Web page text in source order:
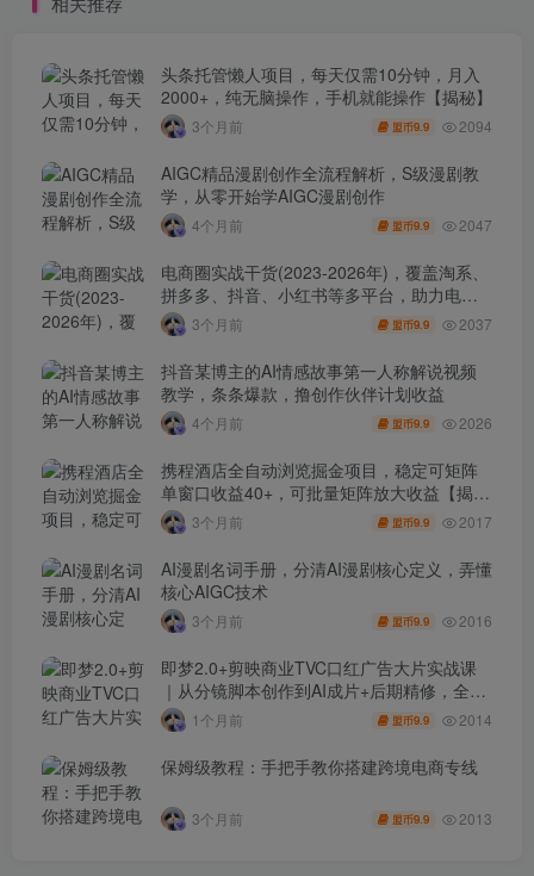
头条托管懒人项目，每天仅需10分钟，月入
2000+，纯无脑操作，手机就能操作【揭秘】
3个月前 盟币9.9 2094
AIGC精品漫剧创作全流程解析，S级漫剧教
学，从零开始学AIGC漫剧创作
4个月前 盟币9.9 2047
电商圈实战干货(2023-2026年)，覆盖淘系、
拼多多、抖音、小红书等多平台，助力电商
人避开坑、提效率、稳盈利(更新4月)
3个月前 盟币9.9 2037
抖音某博主的AI情感故事第一人称解说视频
教学，条条爆款，撸创作伙伴计划收益
4个月前 盟币9.9 2026
携程酒店全自动浏览掘金项目，稳定可矩阵
单窗口收益40+，可批量矩阵放大收益【揭
秘】3个月前 盟币9.9 2017
AI漫剧名词手册，分清AI漫剧核心定义，弄懂
核心AIGC技术
3个月前 盟币9.9 2016
即梦2.0+剪映商业TVC口红广告大片实战课
｜从分镜脚本创作到AI成片+后期精修，全流
程打造品牌级产品广告
1个月前 盟币9.9 2014
保姆级教程：手把手教你搭建跨境电商专线
3个月前 盟币9.9 2013